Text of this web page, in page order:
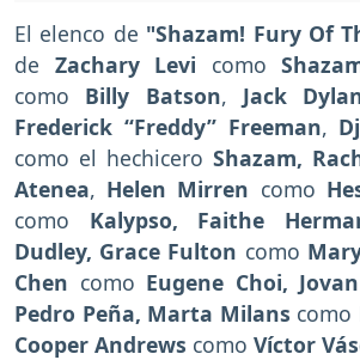
El elenco de "Shazam! Fury Of
de Zachary Levi como
como Billy Batson, Jack
Frederick “Freddy” Freeman,
como el hechicero Shazam,
Atenea, Helen Mirren como
como Kalypso, Faithe
Dudley, Grace Fulton como
Chen como Eugene Choi,
Pedro Peña, Marta Milans como
Cooper Andrews como Víctor